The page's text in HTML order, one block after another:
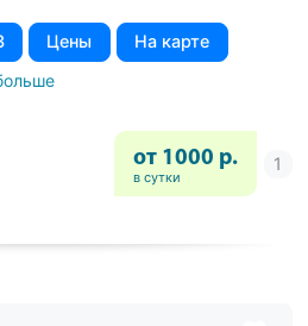
Цены На карте
от 1000 р.
в сутки